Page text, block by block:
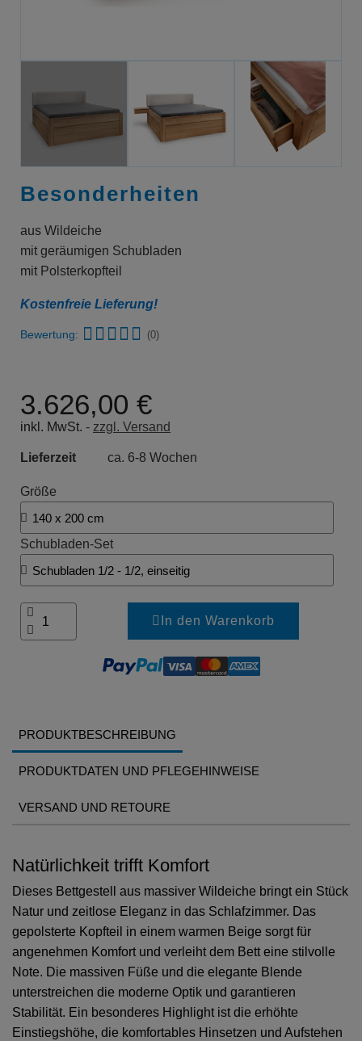
Besonderheiten
aus Wildeiche
mit geräumigen Schubladen
mit Polsterkopfteil
Kostenfreie Lieferung!
Bewertung: (0)
3.626,00 €
inkl. MwSt. zzgl. Versand
Lieferzeit ca. 6-8 Wochen
Größe
Schubladen-Set
In den Warenkorb
PRODUKTBESCHREIBUNG
PRODUKTDATEN UND PFLEGEHINWEISE
VERSAND UND RETOURE
Natürlichkeit trifft Komfort
Dieses Bettgestell aus massiver Wildeiche bringt ein Stück
Natur und zeitlose Eleganz in das Schlafzimmer. Das
gepolsterte Kopfteil in einem warmen Beige sorgt für
angenehmen Komfort und verleiht dem Bett eine stilvolle
Note. Die massiven Füße und die elegante Blende
unterstreichen die moderne Optik und garantieren
Stabilität. Ein besonderes Highlight ist die erhöhte
Einstiegshöhe, die komfortables Hinsetzen und Aufstehen